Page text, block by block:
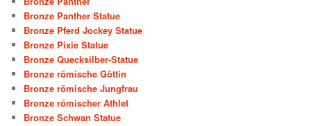
Bronze Panther Statue
Bronze Pferd Jockey Statue
Bronze Pixie Statue
Bronze Quecksilber-Statue
Bronze römische Göttin
Bronze römische Jungfrau
Bronze römischer Athlet
Bronze Schwan Statue